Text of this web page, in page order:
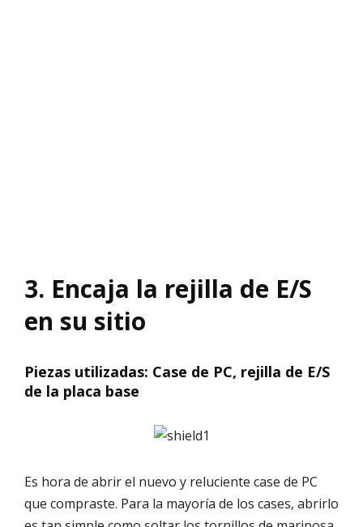
3. Encaja la rejilla de E/S
en su sitio
Piezas utilizadas: Case de PC, rejilla de E/S
de la placa base
Es hora de abrir el nuevo y reluciente case de PC
que compraste. Para la mayoría de los cases, abrirlo